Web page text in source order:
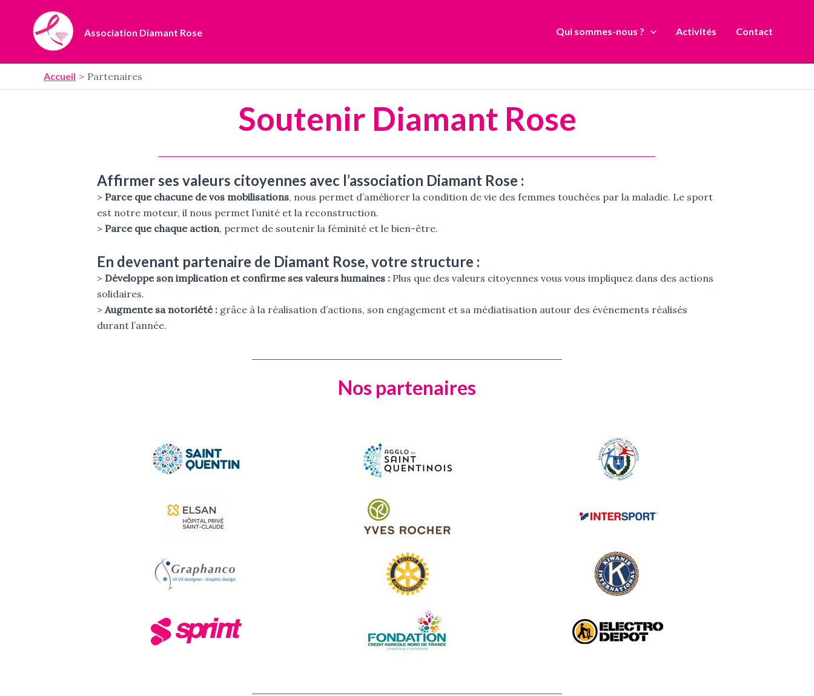
contenu
Association Diamant Rose Qui sommes-nous ? Activités Contact
Accueil Partenaires
Soutenir Diamant Rose
Affirmer ses valeurs citoyennes avec l’association Diamant Rose :
> Parce que chacune de vos mobilisations, nous permet d’améliorer la condition de vie des femmes touchées par la maladie. Le sport
est notre moteur, il nous permet l’unité et la reconstruction.
> Parce que chaque action, permet de soutenir la féminité et le bien-être.
En devenant partenaire de Diamant Rose, votre structure :
> Développe son implication et confirme ses valeurs humaines : Plus que des valeurs citoyennes vous vous impliquez dans des actions
solidaires.
> Augmente sa notoriété : grâce à la réalisation d’actions, son engagement et sa médiatisation autour des évènements réalisés
durant l’année.
Nos partenaires